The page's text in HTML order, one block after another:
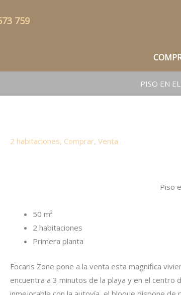
759
PISO EN
2 habitaciones, Comprar, Venta
Piso
50 m²
2 habitaciones
Primera planta
Focaris Zone pone a la venta esta magnifica
encuentra a 3 minutos de la playa y en el